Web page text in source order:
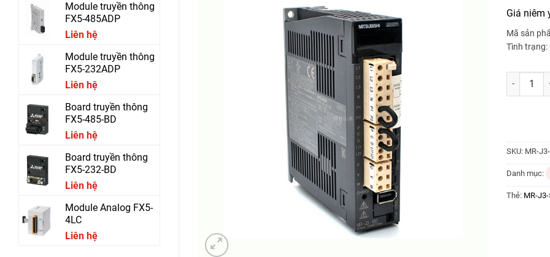
Module truyền thông
FX5-485ADP
Liên hệ
Module truyền thông
FX5-232ADP
Liên hệ
Board truyền thông
FX5-485-BD
Liên hệ
Board truyền thông
FX5-232-BD
Liên hệ
Module Analog FX5-
4LC
Liên hệ
Giá niêm
Mã sản
Tình trạng:
MR-J3-
SKU: MR-
Danh mục:
Thẻ: MR-